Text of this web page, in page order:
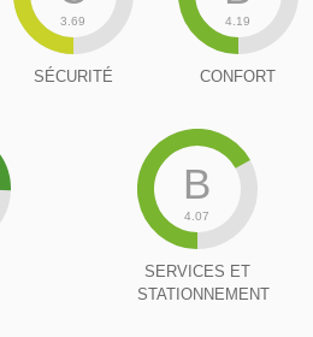
3.69
SÉCURITÉ
4.19
CONFORT
B
4.07
SERVICES ET
STATIONNEMENT